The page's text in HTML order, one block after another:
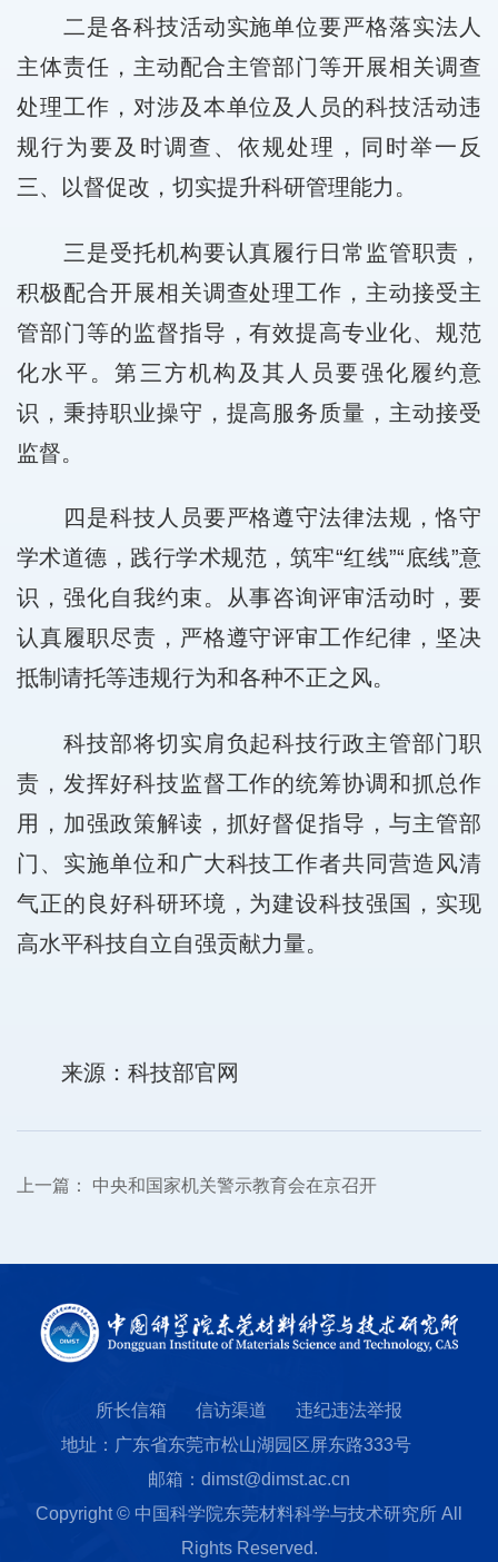
二是各科技活动实施单位要严格落实法人
主体责任，主动配合主管部门等开展相关调查
处理工作，对涉及本单位及人员的科技活动违
规行为要及时调查、依规处理，同时举一反
三、以督促改，切实提升科研管理能力。
三是受托机构要认真履行日常监管职责，
积极配合开展相关调查处理工作，主动接受主
管部门等的监督指导，有效提高专业化、规范
化水平。第三方机构及其人员要强化履约意
识，秉持职业操守，提高服务质量，主动接受
监督。
四是科技人员要严格遵守法律法规，恪守
学术道德，践行学术规范，筑牢“红线”“底线”意
识，强化自我约束。从事咨询评审活动时，要
认真履职尽责，严格遵守评审工作纪律，坚决
抵制请托等违规行为和各种不正之风。
科技部将切实肩负起科技行政主管部门职
责，发挥好科技监督工作的统筹协调和抓总作
用，加强政策解读，抓好督促指导，与主管部
门、实施单位和广大科技工作者共同营造风清
气正的良好科研环境，为建设科技强国，实现
高水平科技自立自强贡献力量。
来源：科技部官网
上一篇： 中央和国家机关警示教育会在京召开
所长信箱 信访渠道
违纪违法举报
地址：广东省东莞市松山湖园区屏东路333号
邮箱：dimst@dimst.ac.cn
Copyright © 中国科学院东莞材料科学与技术研究所 All
Rights Reserved.